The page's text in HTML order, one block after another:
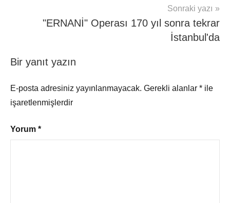
Sonraki yazı
"ERNANİ" Operası 170 yıl sonra tekrar
İstanbul'da
Bir yanıt yazın
E-posta adresiniz yayınlanmayacak. Gerekli alanlar * ile
işaretlenmişlerdir
Yorum *